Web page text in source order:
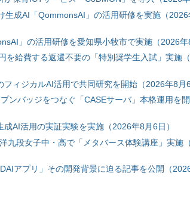
生成AI「QommonsAI」の活用研修を実施（2026
」の活用研修を愛知県小牧市で実施（2026年
を給費する返還不要の「特別奨学生入試」実施
ィジカルAI活用で共同研究を開始（2026年8月6
ンバッジをつなぐ「CASEサーバ」本格運用を
AI活用の実証実験を実施（2026年8月6日）
九段女子中・高で「メタバース体験講座」実施
アプリ」その開発背景に迫る記事を公開（